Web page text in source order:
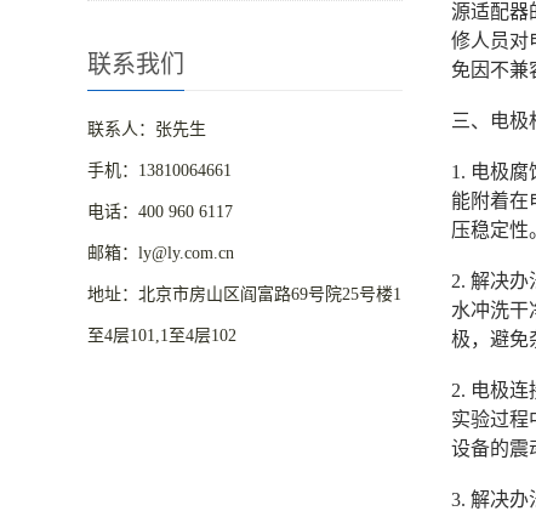
联系我们
联系人：张先生
手机：13810064661
电话：400 960 6117
邮箱：ly@ly.com.cn
地址：北京市房山区阎富路69号院25号楼1
至4层101,1至4层102
源适配器
修人员对
免因不兼
三、电极
1. 电极
能附着在
压稳定性
2. 解决
水冲洗干
极，避免
2. 电极
实验过程
设备的震
3. 解决办